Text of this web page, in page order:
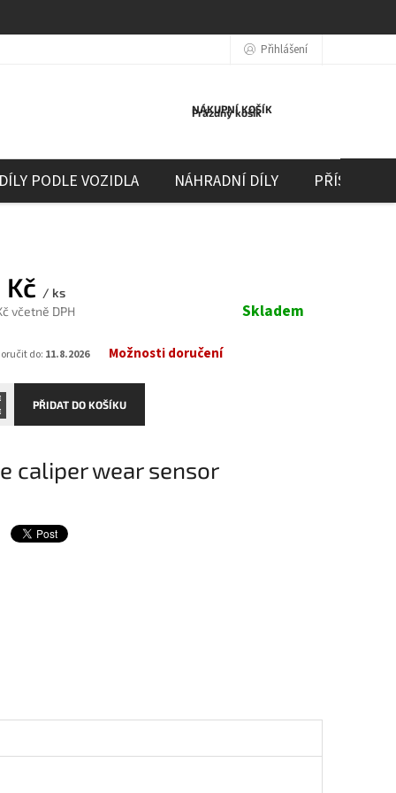
Přihlášení
NÁKUPNÍ KOŠÍK
Prázdný košík
PODLE VOZIDLA NÁHRADNÍ DÍLY
/ ks
včetně DPH
Skladem
do: 11.8.2026 Možnosti doručení
PŘIDAT DO KOŠÍKU
caliper wear sensor